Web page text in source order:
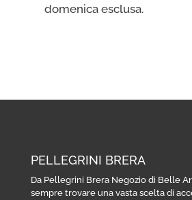
domenica esclusa.
PELLEGRINI BRERA
Da Pellegrini Brera Negozio di Belle
sempre trovare una vasta scelta di